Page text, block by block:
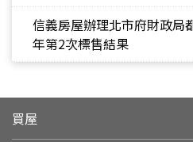
信義房屋辦理北市府財政局
年第2次標售結果
買屋